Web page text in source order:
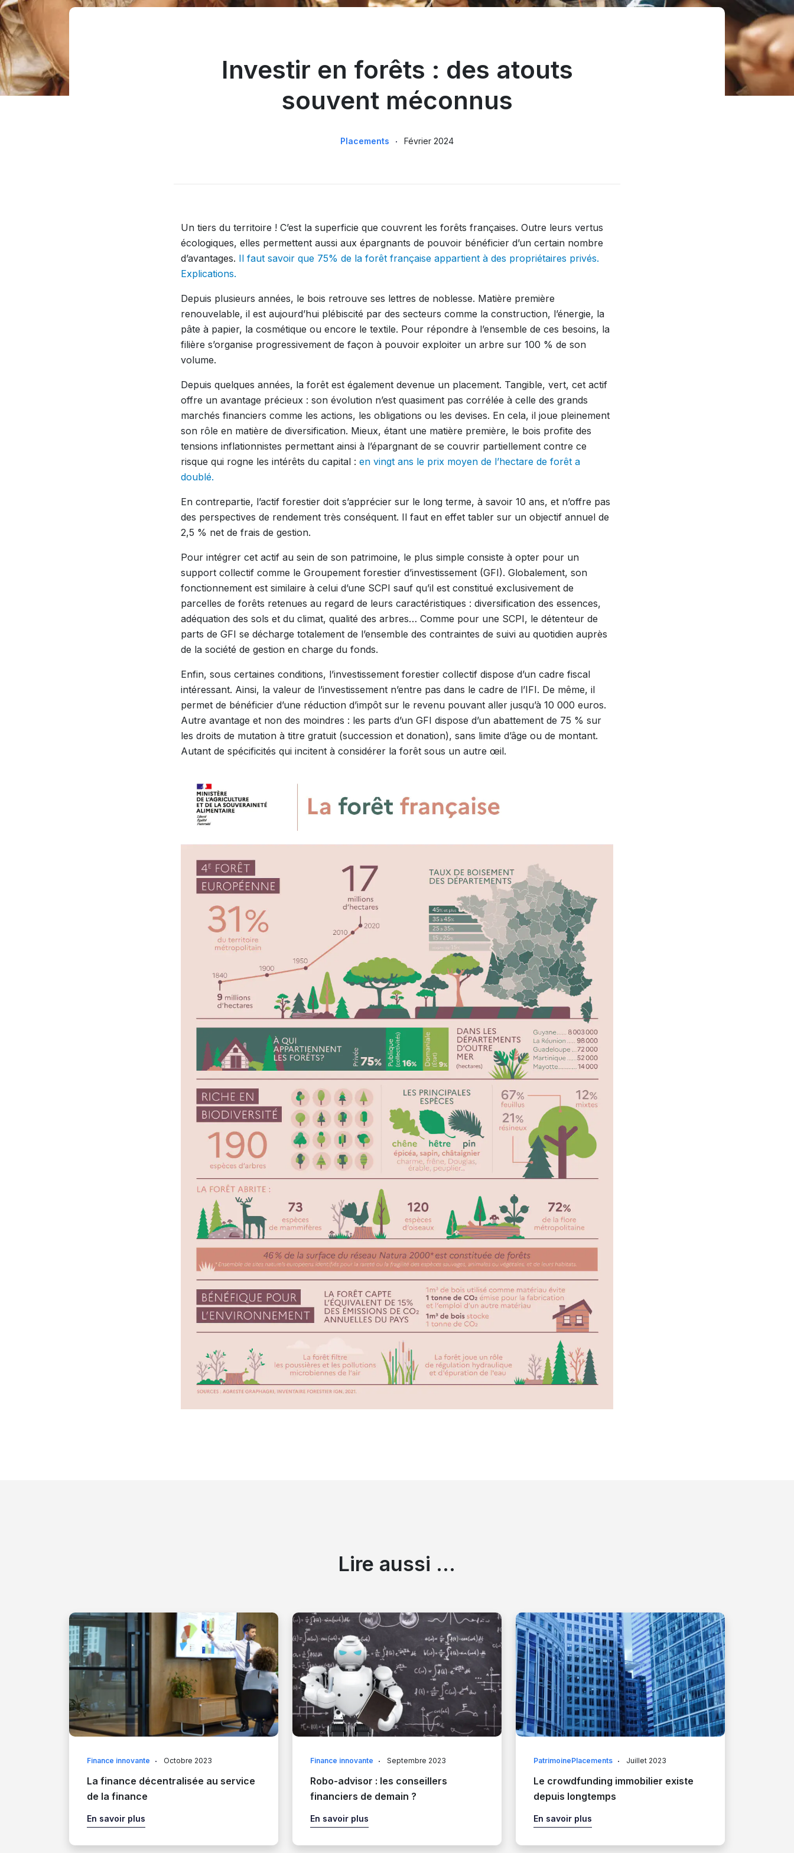
Investir en forêts : des atouts
souvent méconnus
Placements Février 2024
Un tiers du territoire ! C’est la superficie que couvrent les forêts françaises. Outre leurs vertus
écologiques, elles permettent aussi aux épargnants de pouvoir bénéficier d’un certain nombre
d’avantages. Il faut savoir que 75% de la forêt française appartient à des propriétaires privés.
Explications.
Depuis plusieurs années, le bois retrouve ses lettres de noblesse. Matière première
renouvelable, il est aujourd’hui plébiscité par des secteurs comme la construction, l’énergie, la
pâte à papier, la cosmétique ou encore le textile. Pour répondre à l’ensemble de ces besoins, la
filière s’organise progressivement de façon à pouvoir exploiter un arbre sur 100 % de son
volume.
Depuis quelques années, la forêt est également devenue un placement. Tangible, vert, cet actif
offre un avantage précieux : son évolution n’est quasiment pas corrélée à celle des grands
marchés financiers comme les actions, les obligations ou les devises. En cela, il joue pleinement
son rôle en matière de diversification. Mieux, étant une matière première, le bois profite des
tensions inflationnistes permettant ainsi à l’épargnant de se couvrir partiellement contre ce
risque qui rogne les intérêts du capital : en vingt ans le prix moyen de l’hectare de forêt a
doublé.
En contrepartie, l’actif forestier doit s’apprécier sur le long terme, à savoir 10 ans, et n’offre pas
des perspectives de rendement très conséquent. Il faut en effet tabler sur un objectif annuel de
2,5 % net de frais de gestion.
Pour intégrer cet actif au sein de son patrimoine, le plus simple consiste à opter pour un
support collectif comme le Groupement forestier d’investissement (GFI). Globalement, son
fonctionnement est similaire à celui d’une SCPI sauf qu’il est constitué exclusivement de
parcelles de forêts retenues au regard de leurs caractéristiques : diversification des essences,
adéquation des sols et du climat, qualité des arbres… Comme pour une SCPI, le détenteur de
parts de GFI se décharge totalement de l’ensemble des contraintes de suivi au quotidien auprès
de la société de gestion en charge du fonds.
Enfin, sous certaines conditions, l’investissement forestier collectif dispose d’un cadre fiscal
intéressant. Ainsi, la valeur de l’investissement n’entre pas dans le cadre de l’IFI. De même, il
permet de bénéficier d’une réduction d’impôt sur le revenu pouvant aller jusqu’à 10 000 euros.
Autre avantage et non des moindres : les parts d’un GFI dispose d’un abattement de 75 % sur
les droits de mutation à titre gratuit (succession et donation), sans limite d’âge ou de montant.
Autant de spécificités qui incitent à considérer la forêt sous un autre œil.
Lire aussi ...
Finance innovante Octobre 2023
La finance décentralisée au service
de la finance
En savoir plus
Finance innovante Septembre 2023
Robo-advisor : les conseillers
financiers de demain ?
En savoir plus
PatrimoinePlacements Juillet 2023
Le crowdfunding immobilier existe
depuis longtemps
En savoir plus